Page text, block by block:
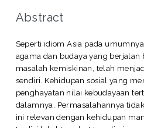
Abstract
Seperti idiom Asia pada
agama dan budaya yang
masalah kemiskinan, telah
sendiri. Kehidupan sosial yang
penghayatan nilai kebudayaan
dalamnya. Permasalahannya
ini relevan dengan kehidupan